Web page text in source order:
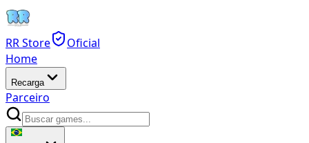
RR Store
Oficial
Home
Recarga
Parceiro